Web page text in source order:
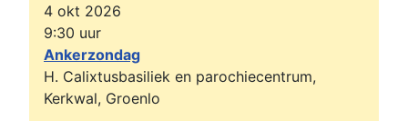
4 okt 2026
9:30 uur
Ankerzondag
H. Calixtusbasiliek en parochiecentrum,
Kerkwal, Groenlo